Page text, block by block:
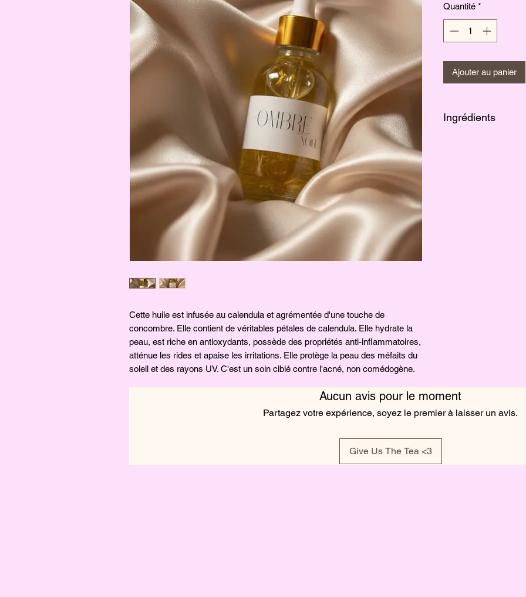
Cette huile est infusée au calendula et agrémentée d'une touche de
concombre. Elle contient de véritables pétales de calendula. Elle hydrate la
peau, est riche en antioxydants, possède des propriétés anti-inflammatoires,
atténue les rides et apaise les irritations. Elle protège la peau des méfaits du
soleil et des rayons UV. C'est un soin ciblé contre l'acné, non comédogène.
Quantité *
Ajouter au panier
Ingrédients
Aucun avis pour le moment
Partagez votre expérience, soyez le premier à laisser un avis.
Give Us The Tea <3